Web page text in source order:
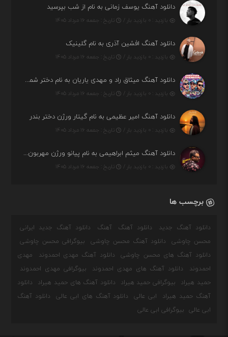
دانلود آهنگ یوسف زمانی به نام از شب بپرسید
بازدید : ۰ بازدید بار / تاریخ : جمعه ۱۶ مرداد ۱۴۰۵
دانلود آهنگ افشین آذری به نام گلینیک
بازدید : ۰ بازدید بار / تاریخ : جمعه ۱۶ مرداد ۱۴۰۵
دانلود آهنگ میثاق راد و مهدی یاریان به نام دختر شمرون
بازدید : ۰ بازدید بار / تاریخ : جمعه ۱۶ مرداد ۱۴۰۵
دانلود آهنگ امیر عظیمی به نام گیتار ورژن دختر بندر
بازدید : ۰ بازدید بار / تاریخ : جمعه ۱۶ مرداد ۱۴۰۵
دانلود آهنگ میثم ابراهیمی به نام پیانو ورژن مهربون من
بازدید : ۰ بازدید بار / تاریخ : جمعه ۱۶ مرداد ۱۴۰۵
برچسب ها
دانلود آهنگ جدید دانلود آهنگ آهنگ
دانلود آهنگ جدید ایرانی
محسن چاوشی
دانلود آهنگ محسن چاوشی
بیوگرافی محسن چاوشی
دانلود آهنگ های محسن چاوشی
دانلود آهنگ مهدی احمدوند
مهدی
احمدوند
دانلود آهنگ های مهدی احمدوند
بیوگرافی مهدی احمدوند
حمید هیراد
بیوگرافی حمید هیراد دانلود آهنگ های حمید هیراد
دانلود
آهنگ حمید هیراد
ابی عالی دانلود آهنگ های ابی عالی
دانلود آهنگ
ابی عالی
بیوگرافی ابی عالی